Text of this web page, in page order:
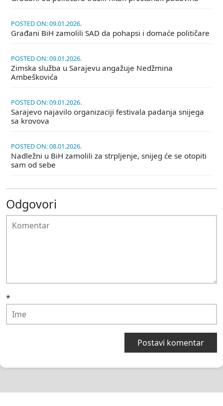
POSTED ON: 09.01.2026.
Građani BiH zamolili SAD da pohapsi i domaće političare
POSTED ON: 09.01.2026.
Zimska služba u Sarajevu angažuje Nedžmina
Ambeškovića
POSTED ON: 09.01.2026.
Sarajevo najavilo organizaciji festivala padanja snijega
sa krovova
POSTED ON: 08.01.2026.
Nadležni u BiH zamolili za strpljenje, snijeg će se otopiti
sam od sebe
Odgovori
*